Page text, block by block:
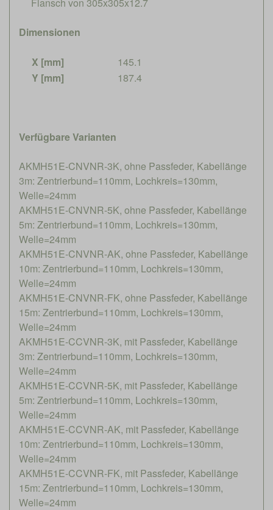
Dimensionen
X [mm]
145.1
Y [mm]
187.4
Verfügbare Varianten
AKMH51E-CNVNR-3K, ohne Passfeder, Kabellänge
3m: Zentrierbund=110mm, Lochkreis=130mm,
Welle=24mm
AKMH51E-CNVNR-5K, ohne Passfeder, Kabellänge
5m: Zentrierbund=110mm, Lochkreis=130mm,
Welle=24mm
AKMH51E-CNVNR-AK, ohne Passfeder, Kabellänge
10m: Zentrierbund=110mm, Lochkreis=130mm,
Welle=24mm
AKMH51E-CNVNR-FK, ohne Passfeder, Kabellänge
15m: Zentrierbund=110mm, Lochkreis=130mm,
Welle=24mm
AKMH51E-CCVNR-3K, mit Passfeder, Kabellänge
3m: Zentrierbund=110mm, Lochkreis=130mm,
Welle=24mm
AKMH51E-CCVNR-5K, mit Passfeder, Kabellänge
5m: Zentrierbund=110mm, Lochkreis=130mm,
Welle=24mm
AKMH51E-CCVNR-AK, mit Passfeder, Kabellänge
10m: Zentrierbund=110mm, Lochkreis=130mm,
Welle=24mm
AKMH51E-CCVNR-FK, mit Passfeder, Kabellänge
15m: Zentrierbund=110mm, Lochkreis=130mm,
Welle=24mm